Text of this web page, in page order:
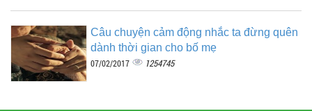
Câu chuyện cảm động nhắc ta đừng quên
dành thời gian cho bố mẹ
07/02/2017 1254745